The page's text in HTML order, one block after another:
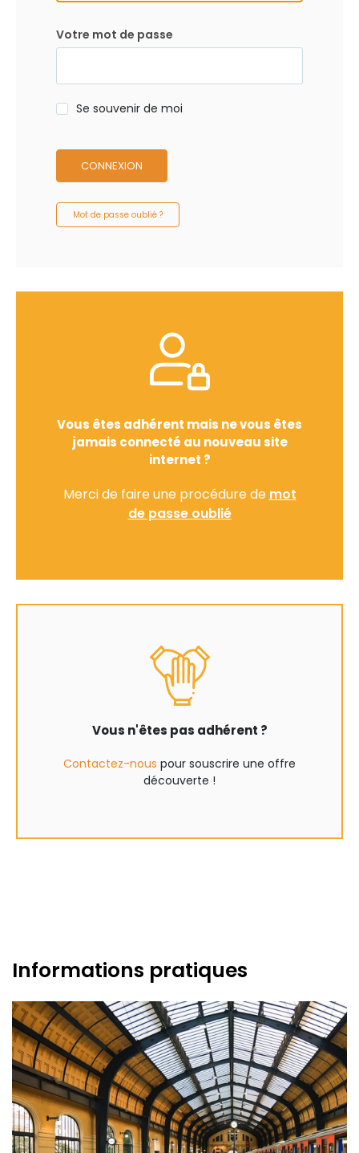
Votre mot de passe
Se souvenir de moi
CONNEXION
Mot de passe oublié ?
Vous êtes adhérent mais ne vous êtes
jamais connecté au nouveau site
internet ?
Merci de faire une procédure de mot
de passe oublié
Vous n'êtes pas adhérent ?
Contactez-nous pour souscrire une offre
découverte !
Informations pratiques